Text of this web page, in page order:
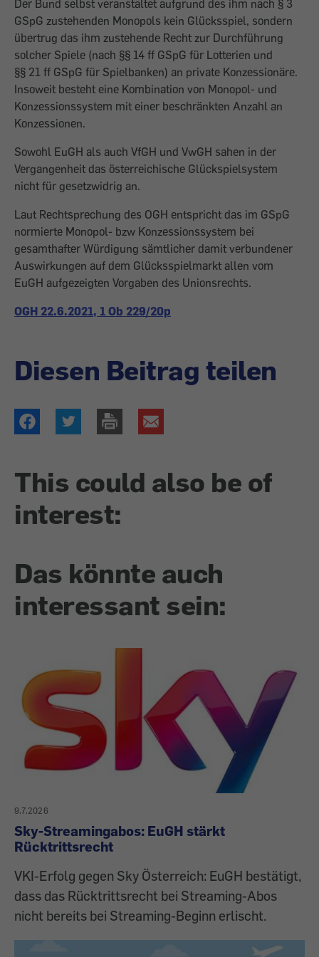
Der Bund selbst veranstaltet aufgrund des ihm nach § 3
GSpG zustehenden Monopols kein Glücksspiel, sondern
übertrug das ihm zustehende Recht zur Durchführung
solcher Spiele (nach §§ 14 ff GSpG für Lotterien und
§§ 21 ff GSpG für Spielbanken) an private Konzessionäre.
Insoweit besteht eine Kombination von Monopol- und
Konzessionssystem mit einer beschränkten Anzahl an
Konzessionen.
Sowohl EuGH als auch VfGH und VwGH sahen in der
Vergangenheit das österreichische Glückspielsystem
nicht für gesetzwidrig an.
Laut Rechtsprechung des OGH entspricht das im GSpG
normierte Monopol- bzw Konzessionssystem bei
gesamthafter Würdigung sämtlicher damit verbundener
Auswirkungen auf dem Glücksspielmarkt allen vom
EuGH aufgezeigten Vorgaben des Unionsrechts.
OGH 22.6.2021, 1 Ob 229/20p
Diesen Beitrag teilen
This could also be of
interest:
Das könnte auch
interessant sein:
9.7.2026
Sky-Streamingabos: EuGH stärkt
Rücktrittsrecht
VKI-Erfolg gegen Sky Österreich: EuGH bestätigt,
dass das Rücktrittsrecht bei Streaming-Abos
nicht bereits bei Streaming-Beginn erlischt.